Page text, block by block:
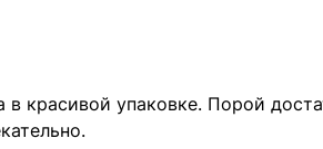
красивой упаковке. Порой